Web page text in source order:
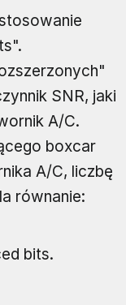
SNR, jaki
A/C.
boxcar
A/C, liczbę
równanie:
bits.